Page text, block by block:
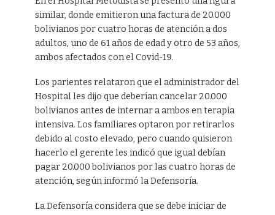
similar, donde emitieron una factura de 20.000
bolivianos por cuatro horas de atención a dos
adultos, uno de 61 años de edad y otro de 53 años,
ambos afectados con el Covid-19.
Los parientes relataron que el administrador del
Hospital les dijo que deberían cancelar 20.000
bolivianos antes de internar a ambos en terapia
intensiva. Los familiares optaron por retirarlos
debido al costo elevado, pero cuando quisieron
hacerlo el gerente les indicó que igual debían
pagar 20.000 bolivianos por las cuatro horas de
atención, según informó la Defensoría.
La Defensoría considera que se debe iniciar de